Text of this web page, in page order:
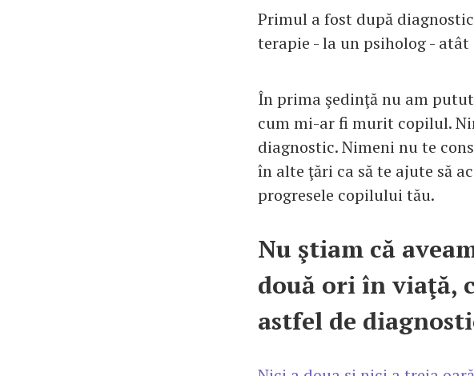
Primul a fost după
terapie - la un psiholog - atât
În prima şedinţă nu am
cum mi-ar fi murit copilul.
diagnostic. Nimeni nu te
în alte ţări ca să te ajute să
progresele copilului tău.
Nu ştiam că
două ori în viaţă,
astfel de